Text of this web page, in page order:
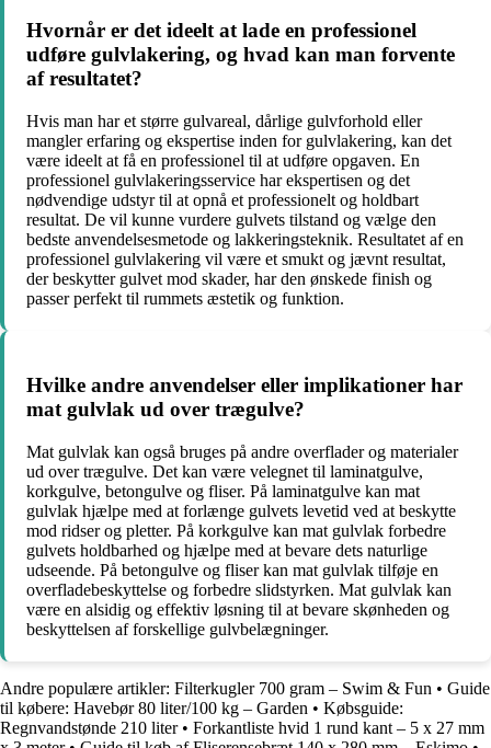
Hvornår er det ideelt at lade en professionel
udføre gulvlakering, og hvad kan man forvente
af resultatet?
Hvis man har et større gulvareal, dårlige gulvforhold eller
mangler erfaring og ekspertise inden for gulvlakering, kan det
være ideelt at få en professionel til at udføre opgaven. En
professionel gulvlakeringsservice har ekspertisen og det
nødvendige udstyr til at opnå et professionelt og holdbart
resultat. De vil kunne vurdere gulvets tilstand og vælge den
bedste anvendelsesmetode og lakkeringsteknik. Resultatet af en
professionel gulvlakering vil være et smukt og jævnt resultat,
der beskytter gulvet mod skader, har den ønskede finish og
passer perfekt til rummets æstetik og funktion.
Hvilke andre anvendelser eller implikationer har
mat gulvlak ud over trægulve?
Mat gulvlak kan også bruges på andre overflader og materialer
ud over trægulve. Det kan være velegnet til laminatgulve,
korkgulve, betongulve og fliser. På laminatgulve kan mat
gulvlak hjælpe med at forlænge gulvets levetid ved at beskytte
mod ridser og pletter. På korkgulve kan mat gulvlak forbedre
gulvets holdbarhed og hjælpe med at bevare dets naturlige
udseende. På betongulve og fliser kan mat gulvlak tilføje en
overfladebeskyttelse og forbedre slidstyrken. Mat gulvlak kan
være en alsidig og effektiv løsning til at bevare skønheden og
beskyttelsen af forskellige gulvbelægninger.
Andre populære artikler: Filterkugler 700 gram – Swim & Fun • Guide
til købere: Havebør 80 liter/100 kg – Garden • Købsguide:
Regnvandstønde 210 liter• Forkantliste hvid 1 rund kant – 5 x 27 mm